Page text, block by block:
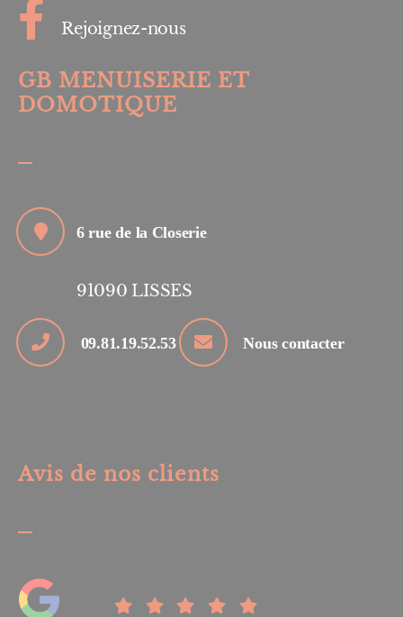
Rejoignez-nous
GB MENUISERIE ET
DOMOTIQUE
6 rue de la Closerie
91090 LISSES
09.81.19.52.53 Nous contacter
Avis de nos clients